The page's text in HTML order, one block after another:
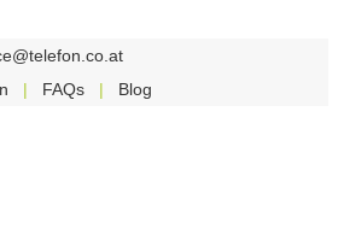
| FAQs | Blog